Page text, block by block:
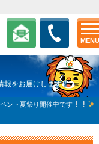
MENU
報をお届けします！
ント夏祭り開催中です